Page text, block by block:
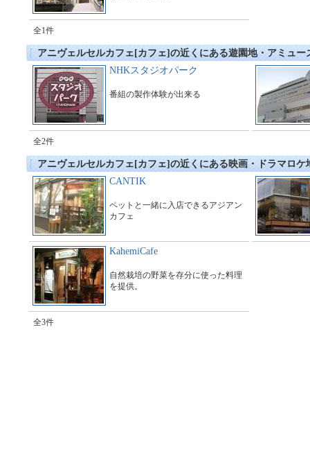
全1件
アニヴェルセルカフェ[カフェ]の近くにある遊園地・アミュー
NHKスタジオパーク
番組の製作体験が出来る
全2件
アニヴェルセルカフェ[カフェ]の近くにある映画・ドラマロケ
CANTIK
ペットと一緒に入店できるアジアン
カフェ
KahemiCafe
自然栽培の野菜を存分に使った料理
を提供。
全3件